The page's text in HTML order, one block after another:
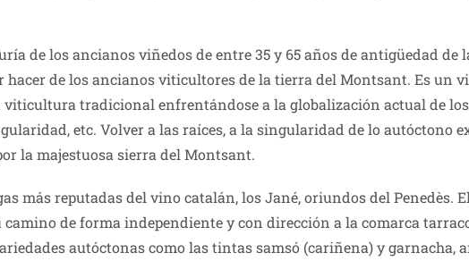
de los ancianos viñedos de entre 35 y 65 años de antigüedad de
de los ancianos viticultores de la tierra del Montsant. Es un
tradicional enfrentándose a la globalización actual de
etc. Volver a las raíces, a la singularidad de lo autóctono
la majestuosa sierra del Montsant.
más reputadas del vino catalán, los Jané, oriundos del Penedès.
de forma independiente y con dirección a la comarca
autóctonas como las tintas samsó (cariñena) y garnacha,